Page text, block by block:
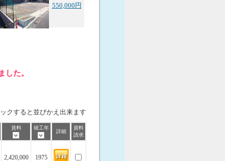
550,000円
した。
クすると並びかえ出来ます
賃料 竣工年
詳細
資料
請求
2,420,000 1975